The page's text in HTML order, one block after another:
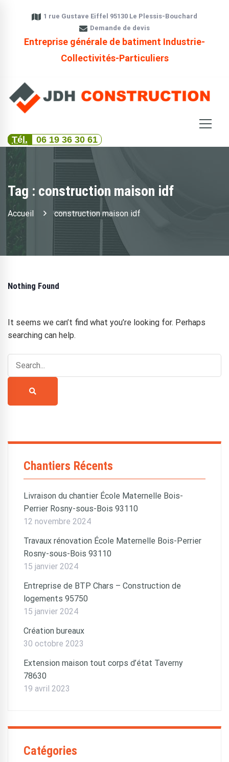
1 rue Gustave Eiffel 95130 Le Plessis-Bouchard
Demande de devis
Entreprise générale de batiment Industrie-
Collectivités-Particuliers
Tél. 06 19 36 30 61
Tag : construction maison idf
Accueil construction maison idf
Nothing Found
It seems we can’t find what you’re looking for. Perhaps
searching can help.
Search
for:
Chantiers Récents
Livraison du chantier École Maternelle Bois-
Perrier Rosny-sous-Bois 93110
12 novembre 2024
Travaux rénovation École Maternelle Bois-Perrier
Rosny-sous-Bois 93110
15 janvier 2024
Entreprise de BTP Chars – Construction de
logements 95750
15 janvier 2024
Création bureaux
30 octobre 2023
Extension maison tout corps d’état Taverny
78630
19 avril 2023
Catégories